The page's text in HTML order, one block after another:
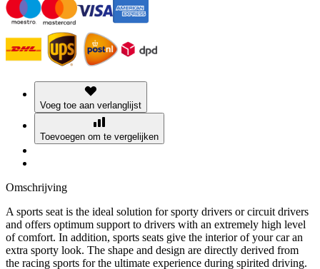
Voeg toe aan verlanglijst
Toevoegen om te vergelijken
Omschrijving
A sports seat is the ideal solution for sporty drivers or circuit drivers
and offers optimum support to drivers with an extremely high level
of comfort. In addition, sports seats give the interior of your car an
extra sporty look. The shape and design are directly derived from
the racing sports for the ultimate experience during spirited driving.